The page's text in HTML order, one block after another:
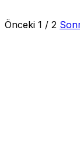
Önceki 1 / 2